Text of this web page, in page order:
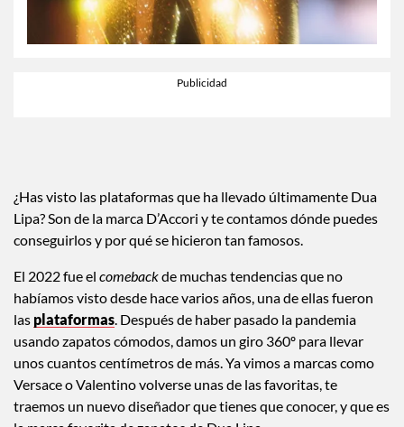
¿Has visto las plataformas que ha llevado últimamente Dua
Lipa? Son de la marca D’Accori y te contamos dónde puedes
conseguirlos y por qué se hicieron tan famosos.
El 2022 fue el comebackde muchas tendencias que no
habíamos visto desde hace varios años, una de ellas fueron
las plataformas. Después de haber pasado la pandemia
usando zapatos cómodos, damos un giro 360º para llevar
unos cuantos centímetros de más. Ya vimos a marcas como
Versace o Valentino volverse unas de las favoritas, te
traemos un nuevo diseñador que tienes que conocer, y que es